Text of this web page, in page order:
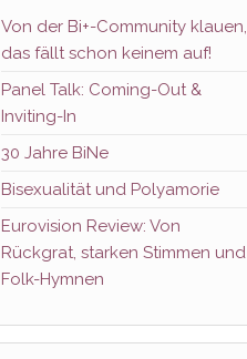
Von der Bi+-Community klauen,
das fällt schon keinem auf!
Panel Talk: Coming-Out &
Inviting-In
30 Jahre BiNe
Bisexualität und Polyamorie
Eurovision Review: Von
Rückgrat, starken Stimmen und
Folk-Hymnen